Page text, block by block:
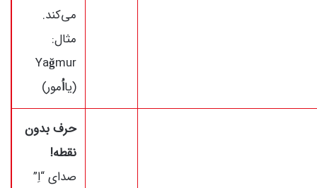
می‌کند.
مثال:
Yağmur
(یااُمور)
حرف بدون
نقطه!
صدای “اِ”